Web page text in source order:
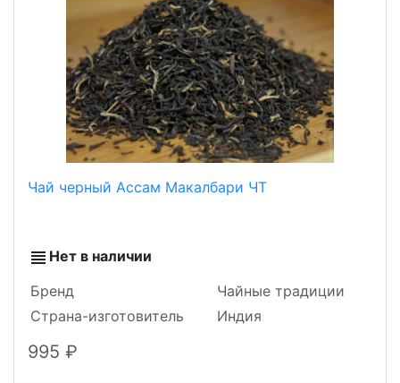
Чай черный Ассам Макалбари ЧТ
Нет в наличии
Бренд
Чайные традиции
Страна-изготовитель
Индия
995